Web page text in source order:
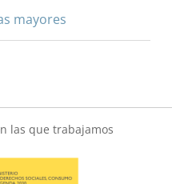
mayores
las que trabajamos